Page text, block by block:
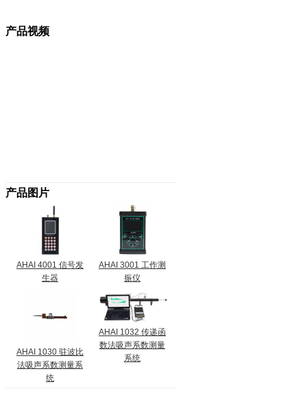
产品视频
产品图片
AHAI 4001 信号发
生器
AHAI 3001 工作测
振仪
AHAI 1030 驻波比
法吸声系数测量系
统
AHAI 1032 传递函
数法吸声系数测量
系统